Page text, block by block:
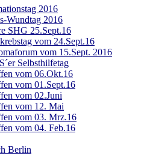
2016
Wundtag 2016
SHG 25.Sept.16
vom 24.Sept.16
vom 15.Sept. 2016
Selbsthilfetag
vom 06.Okt.16
vom 01.Sept.16
vom 02.Juni
vom 12. Mai
vom 03. Mrz.16
vom 04. Feb.16
Berlin